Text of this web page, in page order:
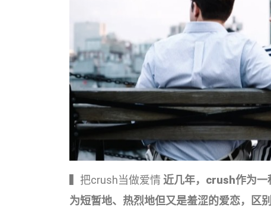
▍把crush当做爱情 近几年，crush作为一
为短暂地、热烈地但又是羞涩的爱恋，区